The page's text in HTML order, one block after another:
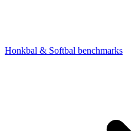
Honkbal & Softbal benchmarks